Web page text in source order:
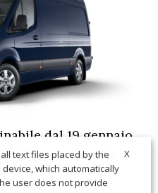
dal 19 gennaio
large van (anche
X
text files placed by the
which automatically
user does not provide